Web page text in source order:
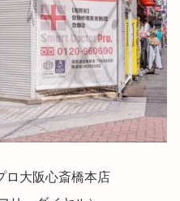
ロ大阪心斎橋本店